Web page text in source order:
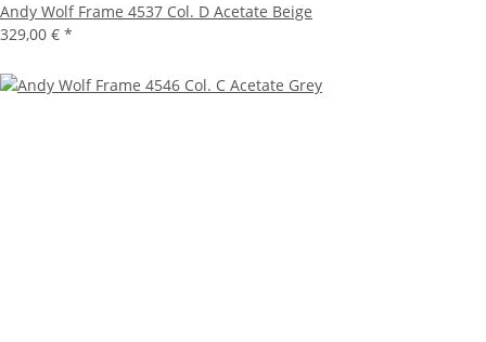
Andy Wolf Frame 4537 Col. D Acetate Beige
329,00 € *